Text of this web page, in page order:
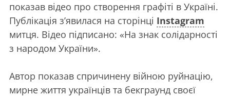
показав відео про створення графіті в Україні.
Публікація з’явилася на сторінці Instagram
митця. Відео підписано: «На знак солідарності
з народом України».
Автор показав спричинену війною руйнацію,
мирне життя українців та бекграунд своєї